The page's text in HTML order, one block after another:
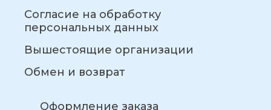
Согласие на обработку
персональных данных
Вышестоящие организации
Обмен и возврат
Оформление заказа